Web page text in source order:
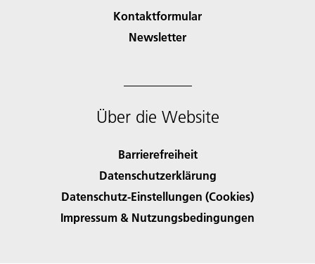
Kontaktformular
Newsletter
Über die Website
Barrierefreiheit
Datenschutzerklärung
Datenschutz-Einstellungen (Cookies)
Impressum & Nutzungsbedingungen